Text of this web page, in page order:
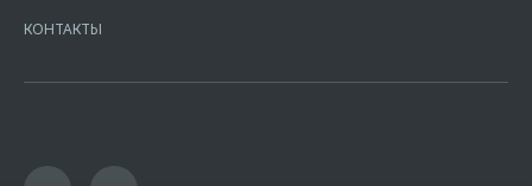
16.01.2015. Предложение ограничено и не является публичной
КОНТАКТЫ